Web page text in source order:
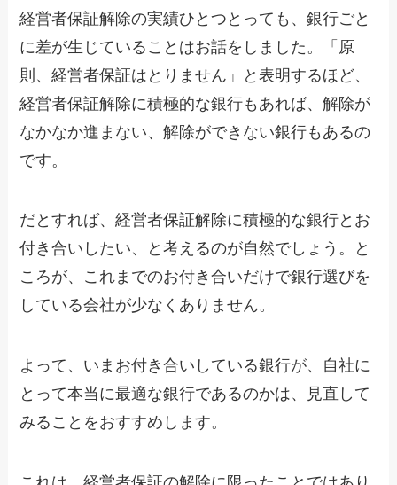
経営者保証解除の実績ひとつとっても、銀行ごと
に差が生じていることはお話をしました。「原
則、経営者保証はとりません」と表明するほど、
経営者保証解除に積極的な銀行もあれば、解除が
なかなか進まない、解除ができない銀行もあるの
です。
だとすれば、経営者保証解除に積極的な銀行とお
付き合いしたい、と考えるのが自然でしょう。と
ころが、これまでのお付き合いだけで銀行選びを
している会社が少なくありません。
よって、いまお付き合いしている銀行が、自社に
とって本当に最適な銀行であるのかは、見直して
みることをおすすめします。